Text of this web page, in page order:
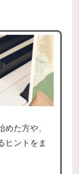
た方や、
ヒントをま